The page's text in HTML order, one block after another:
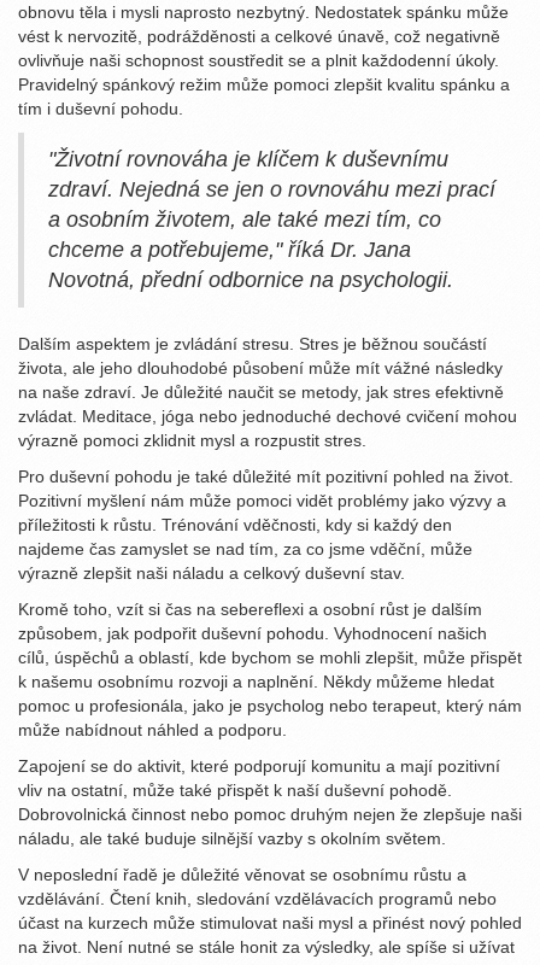
obnovu těla i mysli naprosto nezbytný. Nedostatek spánku může
vést k nervozitě, podrážděnosti a celkové únavě, což negativně
ovlivňuje naši schopnost soustředit se a plnit každodenní úkoly.
Pravidelný spánkový režim může pomoci zlepšit kvalitu spánku a
tím i duševní pohodu.
"Životní rovnováha je klíčem k duševnímu
zdraví. Nejedná se jen o rovnováhu mezi prací
a osobním životem, ale také mezi tím, co
chceme a potřebujeme," říká Dr. Jana
Novotná, přední odbornice na psychologii.
Dalším aspektem je zvládání stresu. Stres je běžnou součástí
života, ale jeho dlouhodobé působení může mít vážné následky
na naše zdraví. Je důležité naučit se metody, jak stres efektivně
zvládat. Meditace, jóga nebo jednoduché dechové cvičení mohou
výrazně pomoci zklidnit mysl a rozpustit stres.
Pro duševní pohodu je také důležité mít pozitivní pohled na život.
Pozitivní myšlení nám může pomoci vidět problémy jako výzvy a
příležitosti k růstu. Trénování vděčnosti, kdy si každý den
najdeme čas zamyslet se nad tím, za co jsme vděční, může
výrazně zlepšit naši náladu a celkový duševní stav.
Kromě toho, vzít si čas na sebereflexi a osobní růst je dalším
způsobem, jak podpořit duševní pohodu. Vyhodnocení našich
cílů, úspěchů a oblastí, kde bychom se mohli zlepšit, může přispět
k našemu osobnímu rozvoji a naplnění. Někdy můžeme hledat
pomoc u profesionála, jako je psycholog nebo terapeut, který nám
může nabídnout náhled a podporu.
Zapojení se do aktivit, které podporují komunitu a mají pozitivní
vliv na ostatní, může také přispět k naší duševní pohodě.
Dobrovolnická činnost nebo pomoc druhým nejen že zlepšuje naši
náladu, ale také buduje silnější vazby s okolním světem.
V neposlední řadě je důležité věnovat se osobnímu růstu a
vzdělávání. Čtení knih, sledování vzdělávacích programů nebo
účast na kurzech může stimulovat naši mysl a přinést nový pohled
na život. Není nutné se stále honit za výsledky, ale spíše si užívat